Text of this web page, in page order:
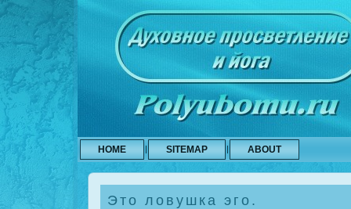
HOME SITEMAP ABOUT
Это ловушка эго.